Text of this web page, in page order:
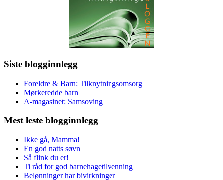
Siste blogginnlegg
Foreldre & Barn: Tilknytningsomsorg
Mørkeredde barn
A-magasinet: Samsoving
Mest leste blogginnlegg
Ikke gå, Mamma!
En god natts søvn
Så flink du er!
Ti råd for god barnehagetilvenning
Belønninger har bivirkninger